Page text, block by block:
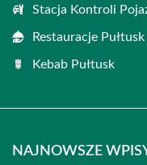
Stacja Kontroli
Restauracje Pułtusk
Kebab Pułtusk
NAJNOWSZE